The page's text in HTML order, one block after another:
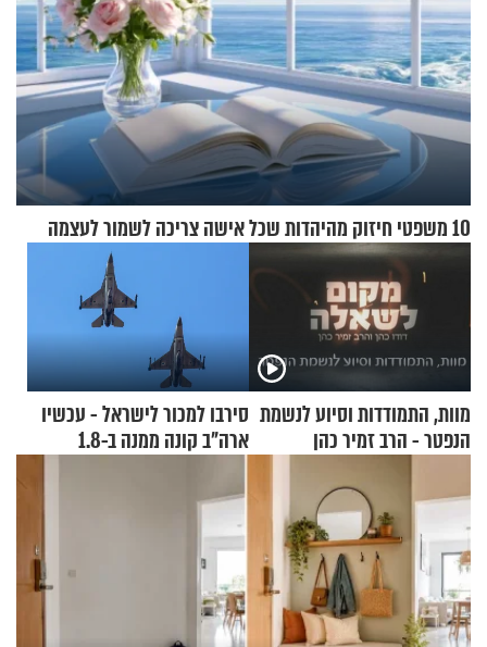
10 משפטי חיזוק מהיהדות שכל אישה צריכה לשמור לעצמה
מוות, התמודדות וסיוע לנשמת
הנפטר - הרב זמיר כהן
סירבו למכור לישראל - עכשיו
ארה"ב קונה ממנה ב-1.8